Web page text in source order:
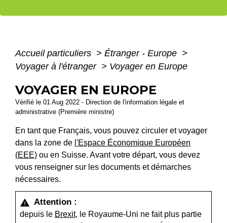
Accueil particuliers > Étranger - Europe >
Voyager à l'étranger > Voyager en Europe
VOYAGER EN EUROPE
Vérifié le 01 Aug 2022 - Direction de l'information légale et
administrative (Première ministre)
En tant que Français, vous pouvez circuler et voyager
dans la zone de l'Espace Économique Européen
(EEE) ou en Suisse. Avant votre départ, vous devez
vous renseigner sur les documents et démarches
nécessaires.
warning Attention :
depuis le Brexit, le Royaume-Uni ne fait plus partie